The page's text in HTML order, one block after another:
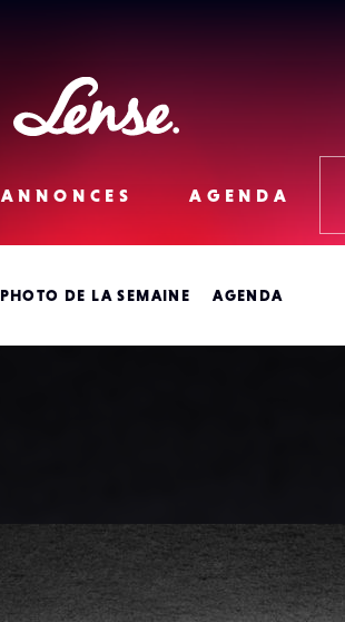
Lense
ANNONCES AGENDA
PHOTO DE LA SEMAINE AGENDA